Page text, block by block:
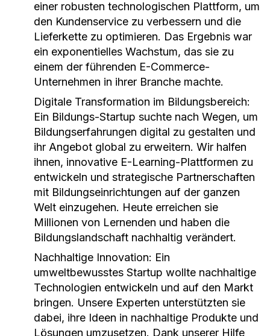
einer robusten technologischen Plattform, um
den Kundenservice zu verbessern und die
Lieferkette zu optimieren. Das Ergebnis war
ein exponentielles Wachstum, das sie zu
einem der führenden E-Commerce-
Unternehmen in ihrer Branche machte.
Digitale Transformation im Bildungsbereich:
Ein Bildungs-Startup suchte nach Wegen, um
Bildungserfahrungen digital zu gestalten und
ihr Angebot global zu erweitern. Wir halfen
ihnen, innovative E-Learning-Plattformen zu
entwickeln und strategische Partnerschaften
mit Bildungseinrichtungen auf der ganzen
Welt einzugehen. Heute erreichen sie
Millionen von Lernenden und haben die
Bildungslandschaft nachhaltig verändert.
Nachhaltige Innovation: Ein
umweltbewusstes Startup wollte nachhaltige
Technologien entwickeln und auf den Markt
bringen. Unsere Experten unterstützten sie
dabei, ihre Ideen in nachhaltige Produkte und
Lösungen umzusetzen. Dank unserer Hilfe